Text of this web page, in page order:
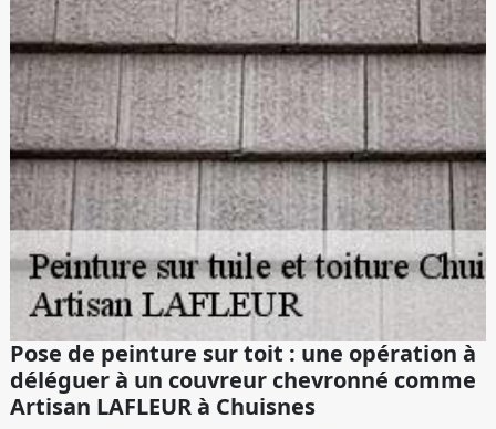
Pose de peinture sur toit : une opération à
déléguer à un couvreur chevronné comme
Artisan LAFLEUR à Chuisnes